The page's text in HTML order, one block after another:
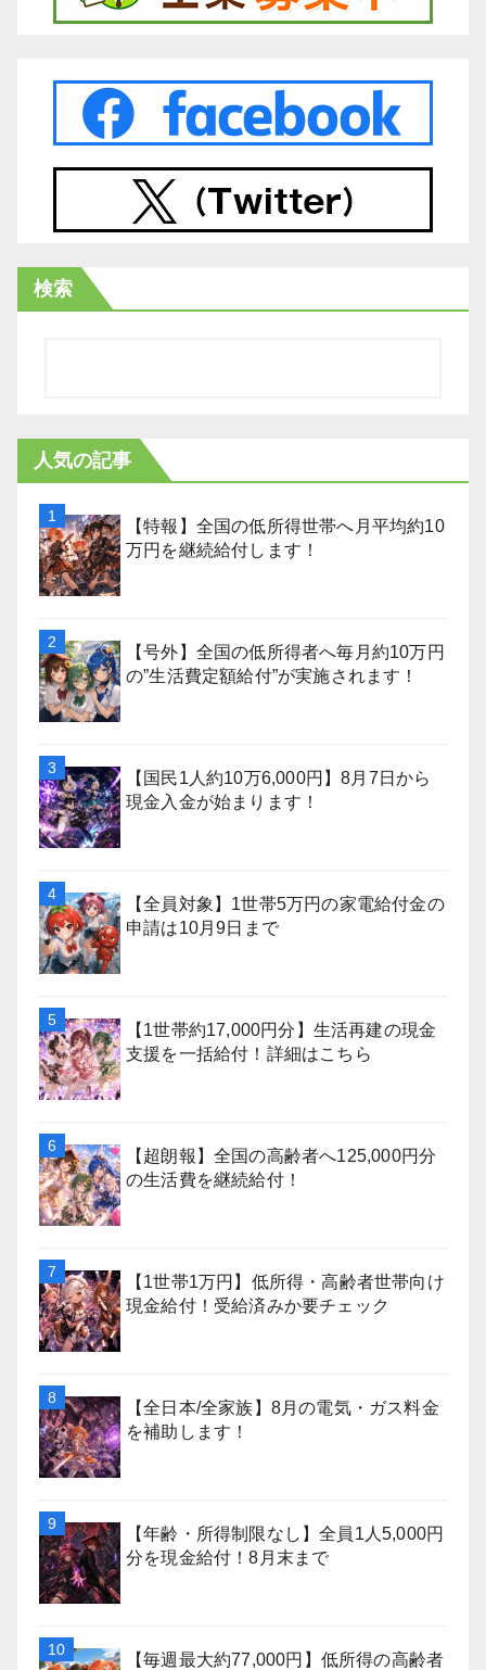
検索
人気の記事
【特報】全国の低所得世帯へ月平均約10
万円を継続給付します！
【号外】全国の低所得者へ毎月約10万円
の”生活費定額給付”が実施されます！
【国民1人約10万6,000円】8月7日から
現金入金が始まります！
【全員対象】1世帯5万円の家電給付金の
申請は10月9日まで
【1世帯約17,000円分】生活再建の現金
支援を一括給付！詳細はこちら
【超朗報】全国の高齢者へ125,000円分
の生活費を継続給付！
【1世帯1万円】低所得・高齢者世帯向け
現金給付！受給済みか要チェック
【全日本/全家族】8月の電気・ガス料金
を補助します！
【年齢・所得制限なし】全員1人5,000円
分を現金給付！8月末まで
【毎週最大約77,000円】低所得の高齢者